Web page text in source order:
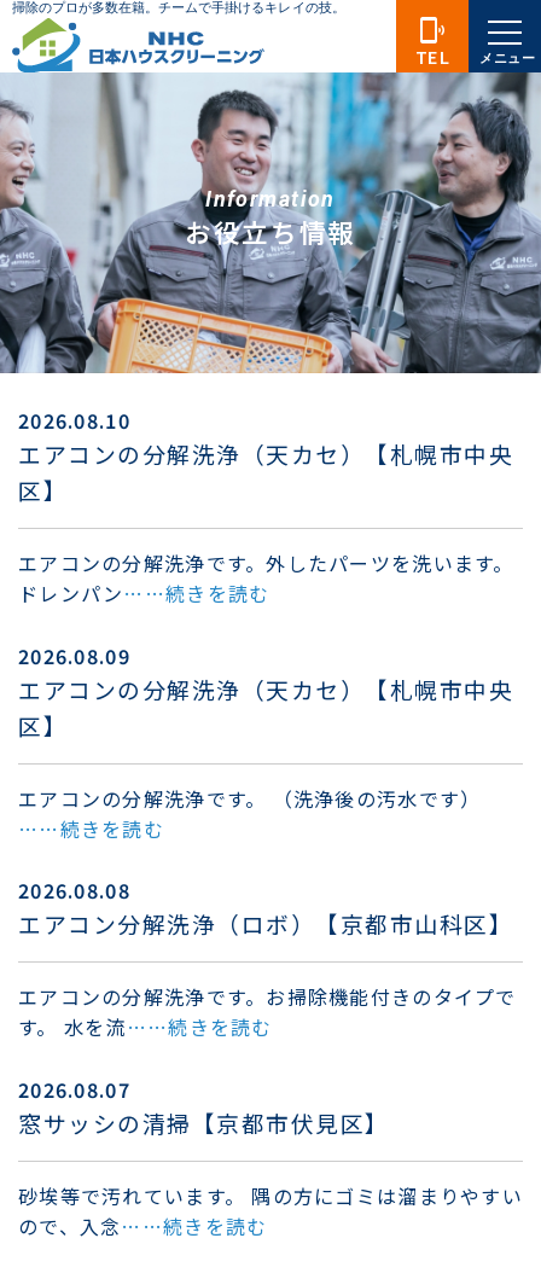
Information
お役立ち情報
2026.08.10
エアコンの分解洗浄（天カセ）【札幌市中央
区】
エアコンの分解洗浄です。外したパーツを洗います。
ドレンパン……続きを読む
2026.08.09
エアコンの分解洗浄（天カセ）【札幌市中央
区】
エアコンの分解洗浄です。 （洗浄後の汚水です）
……続きを読む
2026.08.08
エアコン分解洗浄（ロボ）【京都市山科区】
エアコンの分解洗浄です。お掃除機能付きのタイプで
す。 水を流……続きを読む
2026.08.07
窓サッシの清掃【京都市伏見区】
砂埃等で汚れています。 隅の方にゴミは溜まりやすい
ので、入念……続きを読む
phonelink_ring
TEL メニュー